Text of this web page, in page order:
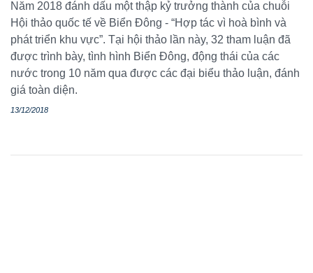
Năm 2018 đánh dấu một thập kỷ trưởng thành của chuỗi
Hội thảo quốc tế về Biển Đông - “Hợp tác vì hoà bình và
phát triển khu vực”. Tại hội thảo lần này, 32 tham luận đã
được trình bày, tình hình Biển Đông, động thái của các
nước trong 10 năm qua được các đại biểu thảo luận, đánh
giá toàn diện.
13/12/2018